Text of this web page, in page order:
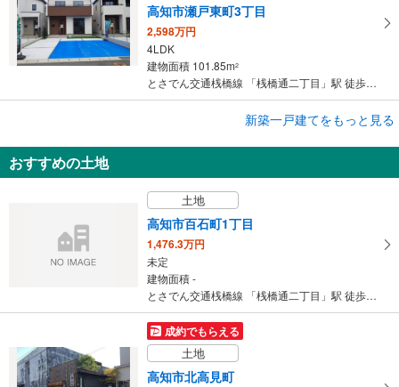
高知市瀬戸東町3丁目
2,598万円
4LDK
建物面積 101.85m2
とさでん交通桟橋線 「桟橋通二丁目」駅 徒歩63分
建物面積 99.15m 2
新築一戸建てをもっと見る
おすすめの土地
土地
高知市百石町1丁目
1,476.3万円
未定
建物面積 -
とさでん交通桟橋線 「桟橋通二丁目」駅 徒歩7分
成約でもらえる
土地
高知市北高見町